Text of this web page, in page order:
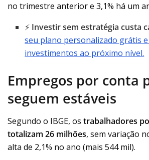
no trimestre anterior e 3,1% há um
⚡ Investir sem estratégia custa
seu plano personalizado grátis e
investimentos ao próximo nível.
Empregos por conta
seguem estáveis
Segundo o IBGE, os trabalhadores
totalizam 26 milhões, sem variação
alta de 2,1% no ano (mais 544 mil).